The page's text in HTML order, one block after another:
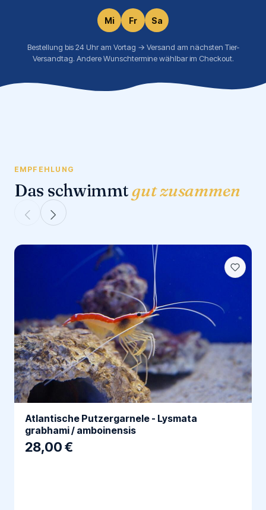
Mi Fr Sa
Bestellung bis 24 Uhr am Vortag → Versand am nächsten Tier-
Versandtag. Andere Wunschtermine wählbar im Checkout.
EMPFEHLUNG
Das schwimmtgut zusammen
Atlantische Putzergarnele - Lysmata
grabhami / amboinensis
28,00 €